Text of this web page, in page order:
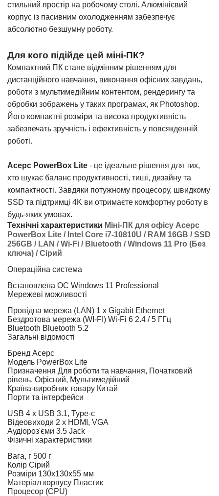
стильний простір на робочому столі. Алюмінієвий
корпус із пасивним охолодженням забезпечує
абсолютно безшумну роботу.
Для кого підійде цей міні-ПК?
Компактний ПК стане відмінним рішенням для
дистанційного навчання, виконання офісних завдань,
роботи з мультимедійним контентом, рендерингу та
обробки зображень у таких програмах, як Photoshop.
Його компактні розміри та висока продуктивність
забезпечать зручність і ефективність у повсякденній
роботі.
Acepc PowerBox Lite - це ідеальне рішення для тих,
хто шукає баланс продуктивності, тиші, дизайну та
компактності. Завдяки потужному процесору, швидкому
SSD та підтримці 4K ви отримаєте комфортну роботу в
будь-яких умовах.
Технічні характеристики Міні-ПК для офісу Acepc
PowerBox Lite / Intel Core i7-10810U / RAM 16GB / SSD
256GB / LAN / Wi-Fi / Bluetooth / Windows 11 Pro (Без
ключа) / Сірий
Операційна система
Встановлена ОС Windows 11 Professional
Мережеві можливості
Провідна мережа (LAN) 1 x Gigabit Ethernet
Бездротова мережа (WI-FI) Wi-Fi 6 2.4 / 5 ГГц
Bluetooth Bluetooth 5.2
Загальні відомості
Бренд Acepc
Модель PowerBox Lite
Призначення Для роботи та навчання, Початковий
рівень, Офісний, Мультимедійний
Країна-виробник товару Китай
Порти та інтерфейси
USB 4 x USB 3.1, Type-c
Відеовиходи 2 x HDMI, VGA
Аудіороз'єми 3.5 Jack
Фізичні характеристики
Вага, г 500 г
Колір Сірий
Розміри 130х130х55 мм
Матеріал корпусу Пластик
Процесор (CPU)